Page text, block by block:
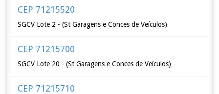
CEP 71215520
SGCV Lote 2 - (St Garagens e Conces de Veículos)
CEP 71215700
SGCV Lote 20 - (St Garagens e Conces de Veículos)
CEP 71215710